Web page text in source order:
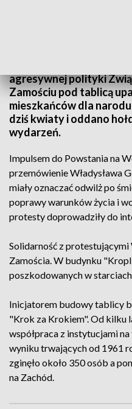
agresywnej polityki
Zamościu pod tablicą
mieszkańców dla
dziś kwiaty i oddano
wydarzeń.
Impulsem do Powstania na
przemówienie Władysława
miały oznaczać odwilż po
poprawy warunków życia i
protesty doprowadziły do
Solidarność z
Zamościa. W budynku
poszkodowanych w
Inicjatorem budowy tablicy
"Krok za Krokiem". Od kilku
współpraca z instytucjami na
wyniku trwających od 1961
zginęło około 350 osób a
na Zachód.